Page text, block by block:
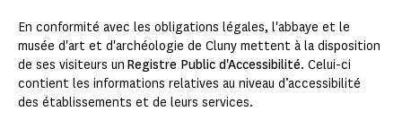
En conformité avec les obligations légales, l'abbaye et le
musée d'art et d'archéologie de Cluny mettent à la disposition
de ses visiteurs un Registre Public d'Accessibilité. Celui-ci
contient les informations relatives au niveau d’accessibilité
des établissements et de leurs services.